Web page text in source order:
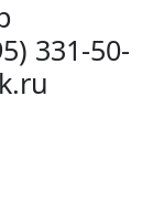
331-50-